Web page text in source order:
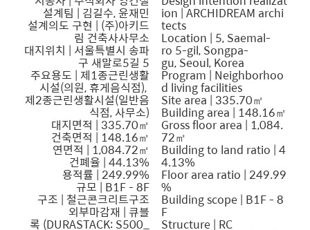
설계팀 | 김길수, 윤재민
설계의도 구현 | (주)아키드
림 건축사사무소
대지위치 | 서울특별시 송파
구 새말로5길 5
주요용도 | 제1종근린생활
시설(의원, 휴게음식점),
제2종근린생활시설(일반음
식점, 사무소)
대지면적 | 335.70㎡
건축면적 | 148.16㎡
연면적 | 1,084.72㎡
건폐율 | 44.13%
용적률 | 249.99%
규모 | B1F - 8F
구조 | 철근콘크리트구조
외부마감재 | 큐블
록 (DURASTACK: S500_
ion | ARCHIDREAM archi
tects
Location | 5, Saemal-
ro 5-gil, Songpa-
gu, Seoul, Korea
Program | Neighborhoo
d living facilities
Site area | 335.70㎡
Building area | 148.16㎡
Gross floor area | 1,084.
72㎡
Building to land ratio | 4
4.13%
Floor area ratio | 249.99
%
Building scope | B1F - 8
F
Structure | RC